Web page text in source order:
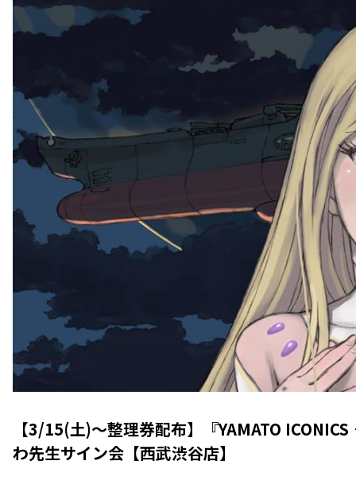
【3/15(土)～整理券配布】『YAMATO
わ先生サイン会【西武渋谷店】